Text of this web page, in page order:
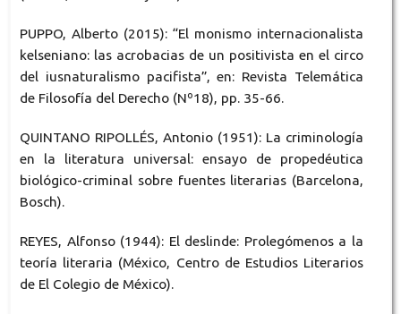
PUPPO, Alberto (2015): “El monismo internacionalista
kelseniano: las acrobacias de un positivista en el circo
del iusnaturalismo pacifista”, en: Revista Telemática
de Filosofía del Derecho (Nº18), pp. 35-66.
QUINTANO RIPOLLÉS, Antonio (1951): La criminología
en la literatura universal: ensayo de propedéutica
biológico-criminal sobre fuentes literarias (Barcelona,
Bosch).
REYES, Alfonso (1944): El deslinde: Prolegómenos a la
teoría literaria (México, Centro de Estudios Literarios
de El Colegio de México).